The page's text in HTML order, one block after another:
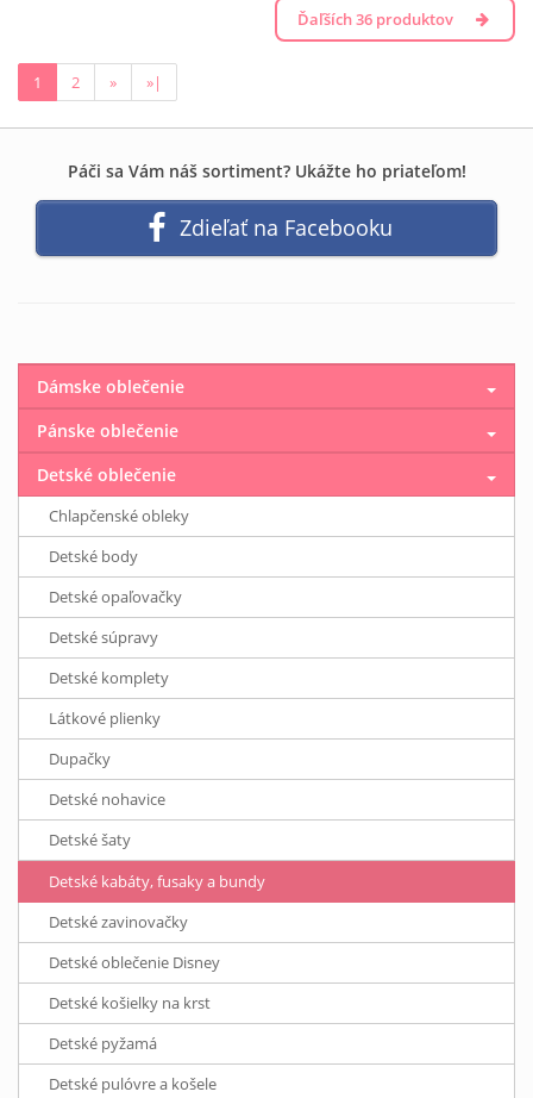
Ďaľších 36 produktov
1 2 » »|
Páči sa Vám náš sortiment? Ukážte ho priateľom!
Zdieľať na Facebooku
Dámske oblečenie
Pánske oblečenie
Detské oblečenie
Chlapčenské obleky
Detské body
Detské opaľovačky
Detské súpravy
Detské komplety
Látkové plienky
Dupačky
Detské nohavice
Detské šaty
Detské kabáty, fusaky a bundy
Detské zavinovačky
Detské oblečenie Disney
Detské košielky na krst
Detské pyžamá
Detské pulóvre a košele